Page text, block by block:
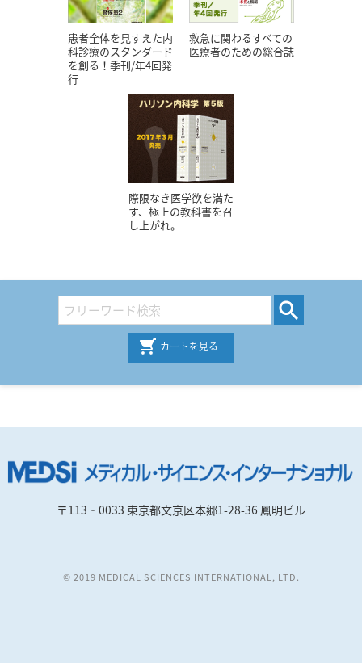
患者全体を見すえた内
科診療のスタンダード
を創る！季刊/年4回発
行
救急に関わるすべての
医療者のための総合誌
際限なき医学欲を満た
す、極上の教科書を召
し上がれ。
カートを見る
〒113‐0033 東京都文京区本郷1-28-36 鳳明ビル
© 2019 MEDICAL SCIENCES INTERNATIONAL, LTD.